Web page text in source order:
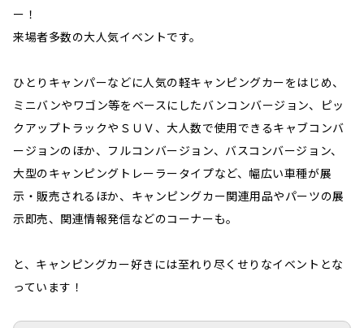
ー！
来場者多数の大人気イベントです。
ひとりキャンパーなどに人気の軽キャンピングカーをはじめ、
ミニバンやワゴン等をベースにしたバンコンバージョン、ピッ
クアップトラックやＳＵＶ、大人数で使用できるキャブコンバ
ージョンのほか、フルコンバージョン、バスコンバージョン、
大型のキャンピングトレーラータイプなど、幅広い車種が展
示・販売されるほか、キャンピングカー関連用品やパーツの展
示即売、関連情報発信などのコーナーも。
と、キャンピングカー好きには至れり尽くせりなイベントとな
っています！